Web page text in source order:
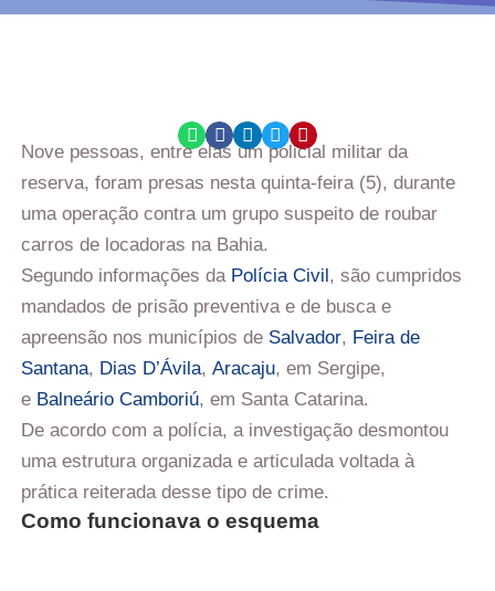
Nove pessoas, entre elas um policial militar da
reserva, foram presas nesta quinta-feira (5), durante
uma operação contra um grupo suspeito de roubar
carros de locadoras na Bahia.
Segundo informações da Polícia Civil , são cumpridos
mandados de prisão preventiva e de busca e
apreensão nos municípios de Salvador, Feira de
Santana, Dias D’Ávila, Aracaju, em Sergipe,
e Balneário Camboriú, em Santa Catarina.
De acordo com a polícia, a investigação desmontou
uma estrutura organizada e articulada voltada à
prática reiterada desse tipo de crime.
Como funcionava o esquema